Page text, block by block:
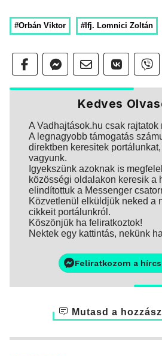
#Orbán Viktor #Ifj. Lomnici Zoltán
Kedves
A Vadhajtások.hu csak rajtatok
A legnagyobb támogatás
direktben keresitek
vagyunk.
Igyekszünk azoknak is
közösségi oldalakon keresik a
elindítottuk a Messenger
Közvetlenül elküldjük neked a
cikkeit portálunkról.
Köszönjük ha feliratkoztok!
Nektek egy kattintás, nekünk
Feliratkozom a
Mutasd a